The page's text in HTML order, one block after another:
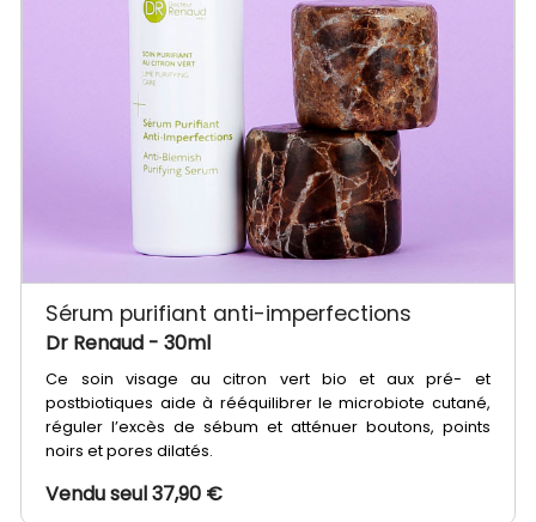
Sérum purifiant anti-imperfections
Dr Renaud - 30ml
Ce soin visage au citron vert bio et aux pré- et
postbiotiques aide à rééquilibrer le microbiote cutané,
réguler l’excès de sébum et atténuer boutons, points
noirs et pores dilatés.
Vendu seul 37,90 €